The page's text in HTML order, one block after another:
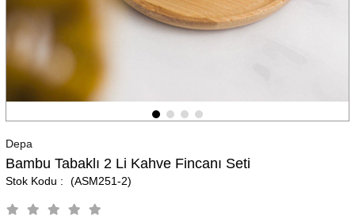
Depa
Bambu Tabaklı 2 Li Kahve Fincanı Seti
(ASM251-2)